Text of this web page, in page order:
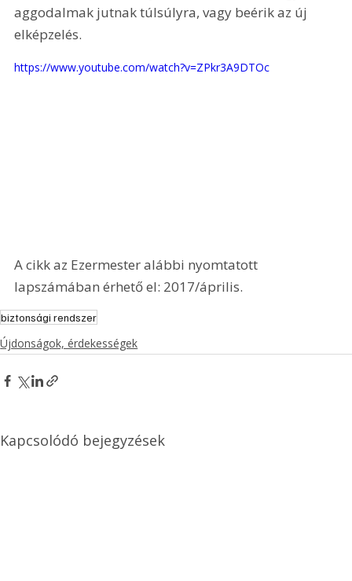
aggodalmak jutnak túlsúlyra, vagy beérik az új
elképzelés.
https://www.youtube.com/watch?v=ZPkr3A9DTOc
A cikk az Ezermester alábbi nyomtatott
lapszámában érhető el: 2017/április.
biztonsági rendszer
Újdonságok, érdekességek
Kapcsolódó bejegyzések